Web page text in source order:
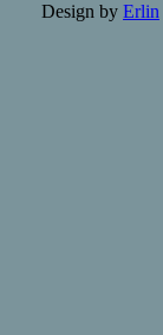
Design by Erlin